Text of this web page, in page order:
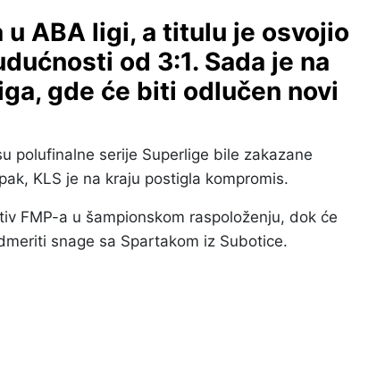
u ABA ligi, a titulu je osvojio
od 3:1. Sada je na
gde će biti odlučen novi
polufinalne serije Superlige bile zakazane
KLS je na kraju postigla kompromis.
FMP-a u šampionskom raspoloženju, dok će
snage sa Spartakom iz Subotice.